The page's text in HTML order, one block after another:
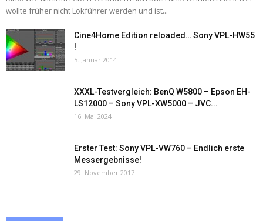
wollte früher nicht Lokführer werden und ist...
Cine4Home Edition reloaded… Sony VPL-HW55
!
5. Januar 2014
XXXL-Testvergleich: BenQ W5800 – Epson EH-
LS12000 – Sony VPL-XW5000 – JVC...
16. Mai 2024
Erster Test: Sony VPL-VW760 – Endlich erste
Messergebnisse!
29. November 2017